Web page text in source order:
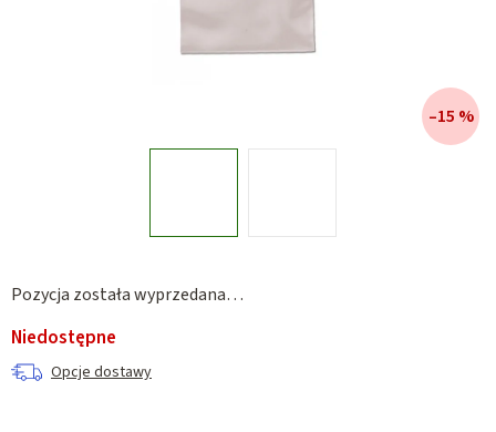
Pozycja została wyprzedana…
Niedostępne
Opcje dostawy
–15 %